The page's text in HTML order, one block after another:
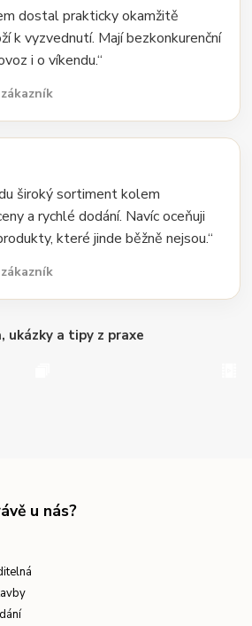
dostal prakticky okamžitě
k vyzvednutí. Mají bezkonkurenční
i o víkendu.“
široký sortiment kolem
a rychlé dodání. Navíc oceňuji
které jinde běžně nejsou.“
ukázky a tipy z praxe
u nás?